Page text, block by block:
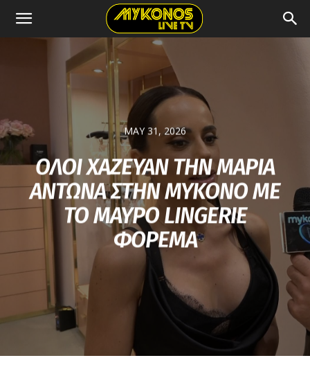
MAY 31, 2026
ΟΛΟΙ ΧΑΖΕΥΑΝ ΤΗΝ ΜΑΡΙΑ
ΑΝΤΩΝΑ ΣΤΗΝ ΜΥΚΟΝΟ ΜΕ
ΤΟ ΜΑΥΡΟ LINGERIE
ΦΟΡΕΜΑ